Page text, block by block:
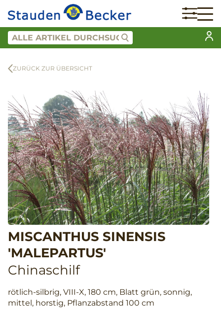
ZURÜCK ZUR ÜBERSICHT
MISCANTHUS SINENSIS
'MALEPARTUS'
Chinaschilf
rötlich-silbrig, VIII-X, 180 cm, Blatt grün, sonnig,
mittel, horstig, Pflanzabstand 100 cm